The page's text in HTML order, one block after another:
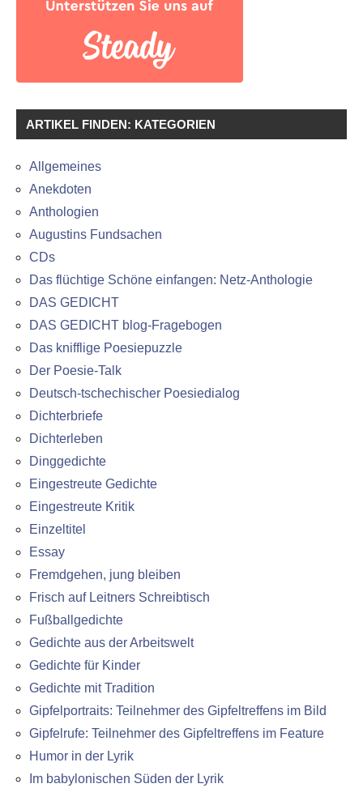
ARTIKEL FINDEN: KATEGORIEN
Allgemeines
Anekdoten
Anthologien
Augustins Fundsachen
CDs
Das flüchtige Schöne einfangen: Netz-Anthologie
DAS GEDICHT
DAS GEDICHT blog-Fragebogen
Das knifflige Poesiepuzzle
Der Poesie-Talk
Deutsch-tschechischer Poesiedialog
Dichterbriefe
Dichterleben
Dinggedichte
Eingestreute Gedichte
Eingestreute Kritik
Einzeltitel
Essay
Fremdgehen, jung bleiben
Frisch auf Leitners Schreibtisch
Fußballgedichte
Gedichte aus der Arbeitswelt
Gedichte für Kinder
Gedichte mit Tradition
Gipfelportraits: Teilnehmer des Gipfeltreffens im Bild
Gipfelrufe: Teilnehmer des Gipfeltreffens im Feature
Humor in der Lyrik
Im babylonischen Süden der Lyrik